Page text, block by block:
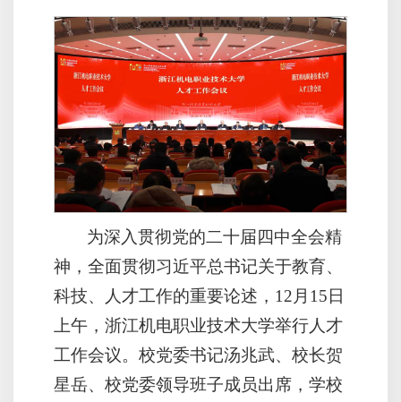
为深入贯彻党的二十届四中全会精
神，全面贯彻习近平总书记关于教育、
科技、人才工作的重要论述，12月15日
上午，浙江机电职业技术大学举行人才
工作会议。校党委书记汤兆武、校长贺
星岳、校党委领导班子成员出席，学校